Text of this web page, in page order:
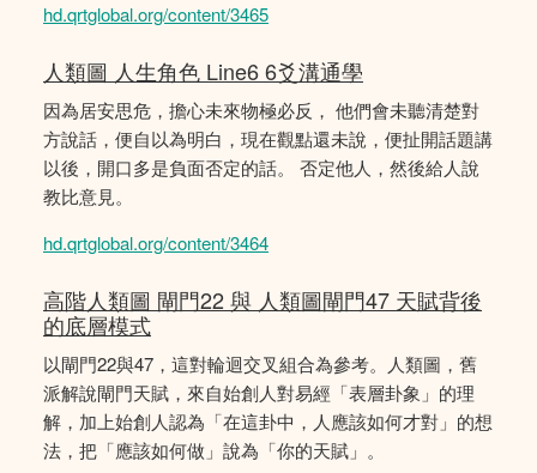
hd.qrtglobal.org/content/3465
人類圖 人生角色 Line6 6爻溝通學
因為居安思危，擔心未來物極必反， 他們會未聽清楚對
方說話，便自以為明白，現在觀點還未說，便扯開話題講
以後，開口多是負面否定的話。 否定他人，然後給人說
教比意見。
hd.qrtglobal.org/content/3464
高階人類圖 閘門22 與 人類圖閘門47 天賦背後
的底層模式
以閘門22與47，這對輪迴交叉組合為參考。人類圖，舊
派解說閘門天賦，來自始創人對易經「表層卦象」的理
解，加上始創人認為「在這卦中，人應該如何才對」的想
法，把「應該如何做」說為「你的天賦」。